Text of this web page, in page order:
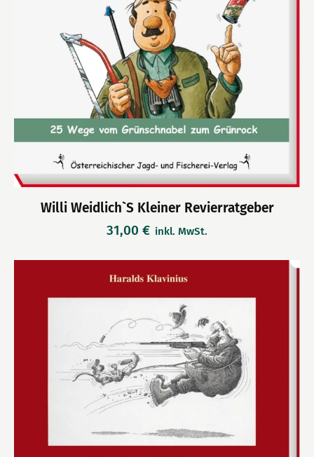
Willi Weidlich`s Kleiner Revierratgeber
31,00 € inkl. MwSt.